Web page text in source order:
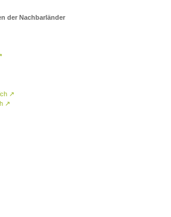
der Nachbarländer
↗
↗